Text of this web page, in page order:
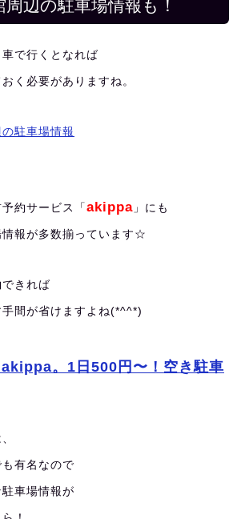
周辺の駐車場情報も！
で行くとなれば
く必要がありますね。
駐車場情報
約サービス「 akippa 」にも
情報が多数揃っています☆
きれば
間が省けますよね(*^^*)
。1日500円〜！空き駐車
有名なので
車場情報が